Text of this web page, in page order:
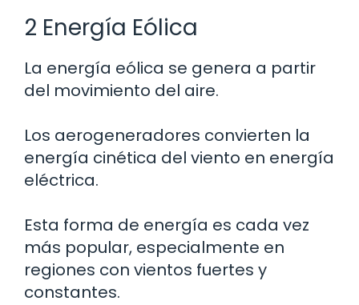
2 Energía Eólica
La energía eólica se genera a partir
del movimiento del aire.
Los aerogeneradores convierten la
energía cinética del viento en energía
eléctrica.
Esta forma de energía es cada vez
más popular, especialmente en
regiones con vientos fuertes y
constantes.